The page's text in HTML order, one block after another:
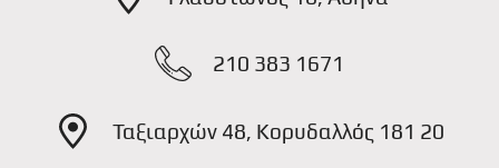
210 383 1671
Ταξιαρχών 48, Κορυδαλλός 181 20